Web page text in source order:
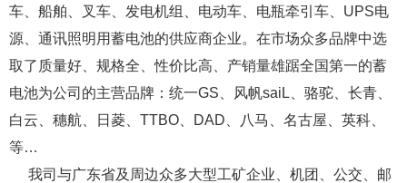
车、船舶、叉车、发电机组、电动车、电瓶牵引车、 UPS电
源、通讯照明用蓄电池的供应商企业。在市场众多品牌中选
取了质量好、规格全、性价比高、产销量雄踞全国第一的蓄
电池为公司的主营品牌：统一GS 、风帆saiL 、骆驼、长青、
白云、穗航、日菱、 TTBO DAD 、八马、名古屋、英科、
等…
我司与广东省及周边众多大型工矿企业、机团、公交、邮